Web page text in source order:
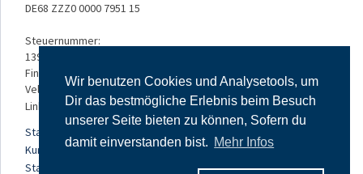
Wir benutzen Cookies und Analysetools, um
Dir das bestmögliche Erlebnis beim Besuch
unserer Seite bieten zu können, Sofern du
damit einverstanden bist. Mehr Infos
DE68 ZZZ0 0000 7951 15
Steuernummer:
139/5234/3050
Finanzamt:
Velbert
Links:
Startseite
Kursangebot
Standorte